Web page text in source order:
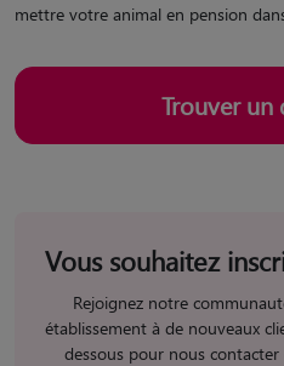
mettre votre animal en pension
Trouver
Vous souhaitez
Rejoignez notre
établissement à de nouveaux
dessous pour nous